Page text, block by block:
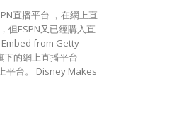
直播平台 ，在網上直
但ESPN又已經購入直
Embed from Getty
下的網上直播平台
平台。 Disney Makes